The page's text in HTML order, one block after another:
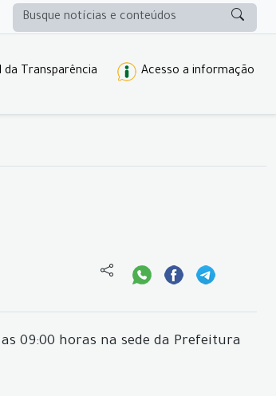
da Transparência Acesso a informação
09:00 horas na sede da Prefeitura